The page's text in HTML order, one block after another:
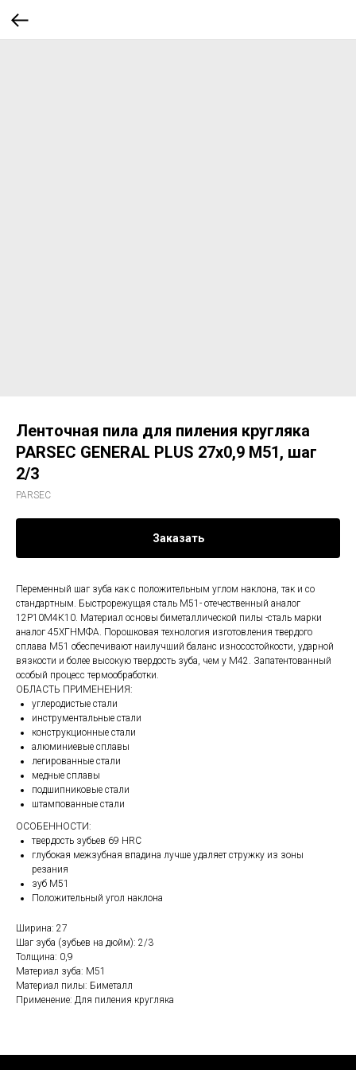
Ленточная пила для пиления кругляка
PARSEC GENERAL PLUS 27х0,9 M51, шаг
2/3
PARSEC
Заказать
Переменный шаг зуба как с положительным углом наклона, так и со
стандартным. Быстрорежущая сталь М51- отечественный аналог
12Р10М4К10. Материал основы биметаллической пилы -сталь марки
аналог 45ХГНМФА. Порошковая технология изготовления твердого
сплава М51 обеспечивают наилучший баланс износостойкости, ударной
вязкости и более высокую твердость зуба, чем у М42. Запатентованный
особый процесс термообработки.
ОБЛАСТЬ ПРИМЕНЕНИЯ:
углеродистые стали
инструментальные стали
конструкционные стали
алюминиевые сплавы
легированные стали
медные сплавы
подшипниковые стали
штампованные стали
ОСОБЕННОСТИ:
твердость зубьев 69 HRC
глубокая межзубная впадина лучше удаляет стружку из зоны
резания
зуб М51
Положительный угол наклона
Ширина: 27
Шаг зуба (зубьев на дюйм): 2/3
Толщина: 0,9
Материал зуба: М51
Материал пилы: Биметалл
Применение: Для пиления кругляка